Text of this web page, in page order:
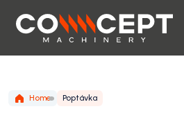
Home Poptávka